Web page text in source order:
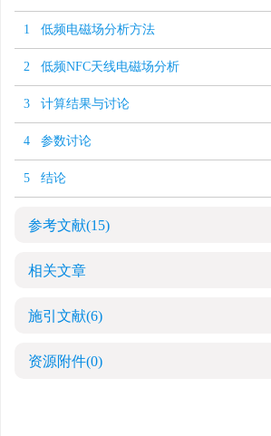
1 低频电磁场分析方法
2 低频NFC天线电磁场分析
3 计算结果与讨论
4 参数讨论
5 结论
参考文献(15)
相关文章
施引文献(6)
资源附件(0)